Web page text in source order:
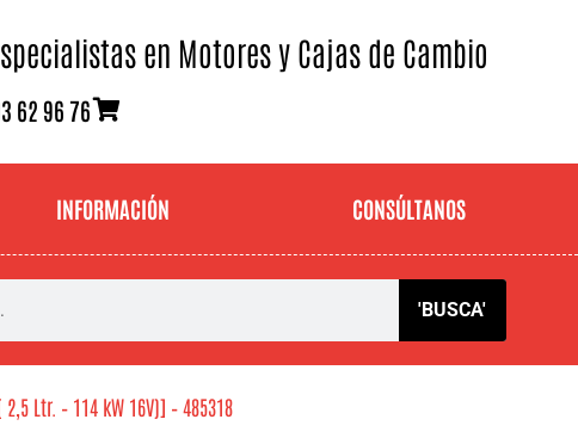
en Motores y Cajas de Cambio
62 96 76
INFORMACIÓN CONSÚLTANOS
'BUSCA'
Ltr. – 114 kW 16V)] – 485318